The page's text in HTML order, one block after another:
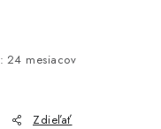
: 24 mesiacov
Zdieľať